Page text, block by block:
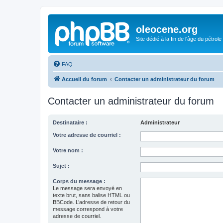
oleocene.org
Site dédié à la fin de l'âge du pétrole
FAQ
Accueil du forum Contacter un administrateur du forum
Contacter un administrateur du forum
Destinataire : Administrateur
Votre adresse de courriel :
Votre nom :
Sujet :
Corps du message :
Le message sera envoyé en
texte brut, sans balise HTML ou
BBCode. L’adresse de retour du
message correspond à votre
adresse de courriel.